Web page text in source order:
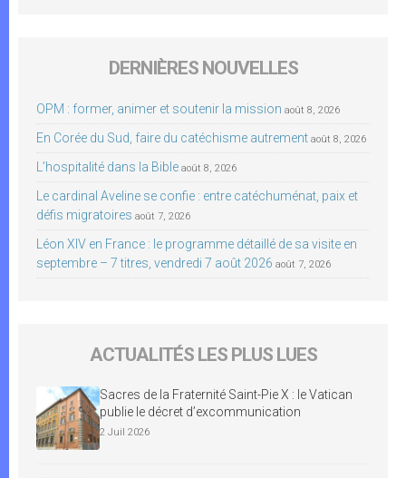
DERNIÈRES NOUVELLES
OPM : former, animer et soutenir la mission août 8, 2026
En Corée du Sud, faire du catéchisme autrement août 8, 2026
L’hospitalité dans la Bible août 8, 2026
Le cardinal Aveline se confie : entre catéchuménat, paix et
défis migratoires août 7, 2026
Léon XIV en France : le programme détaillé de sa visite en
septembre – 7 titres, vendredi 7 août 2026 août 7, 2026
ACTUALITÉS LES PLUS LUES
Sacres de la Fraternité Saint-Pie X : le Vatican
publie le décret d’excommunication
2 Juil 2026